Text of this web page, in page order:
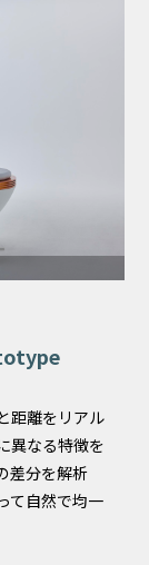
距離をリアル
異なる特徴を
差分を解析
て自然で均一